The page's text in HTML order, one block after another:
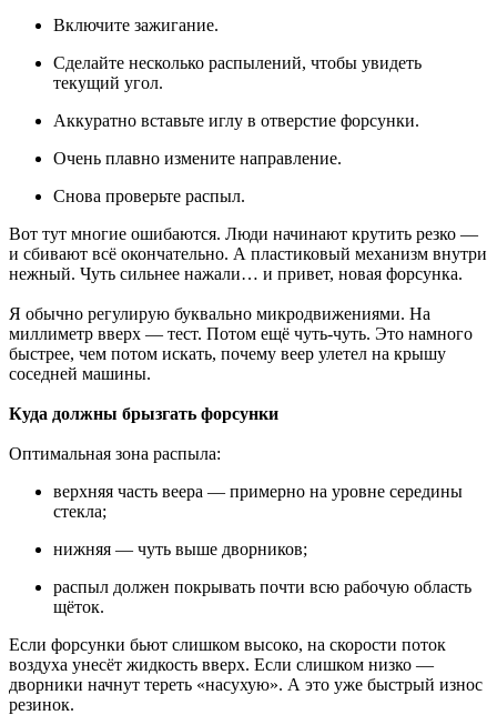
Включите зажигание.
Сделайте несколько распылений, чтобы увидеть
текущий угол.
Аккуратно вставьте иглу в отверстие форсунки.
Очень плавно измените направление.
Снова проверьте распыл.
Вот тут многие ошибаются. Люди начинают крутить резко —
и сбивают всё окончательно. А пластиковый механизм внутри
нежный. Чуть сильнее нажали… и привет, новая форсунка.
Я обычно регулирую буквально микродвижениями. На
миллиметр вверх — тест. Потом ещё чуть-чуть. Это намного
быстрее, чем потом искать, почему веер улетел на крышу
соседней машины.
Куда должны брызгать форсунки
Оптимальная зона распыла:
верхняя часть веера — примерно на уровне середины
стекла;
нижняя — чуть выше дворников;
распыл должен покрывать почти всю рабочую область
щёток.
Если форсунки бьют слишком высоко, на скорости поток
воздуха унесёт жидкость вверх. Если слишком низко —
дворники начнут тереть «насухую». А это уже быстрый износ
резинок.